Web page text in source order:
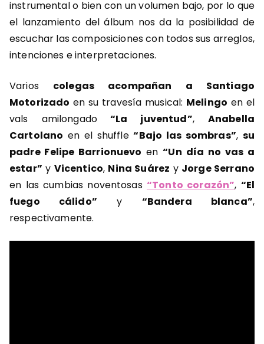
instrumental o bien con un volumen bajo, por lo que
el lanzamiento del álbum nos da la posibilidad de
escuchar las composiciones con todos sus arreglos,
intenciones e interpretaciones.
Varios colegas acompañan a Santiago
Motorizado en su travesía musical: Melingo en el
vals amilongado“La juventud”, Anabella
Cartolano en el shuffle“Bajo las sombras”, su
padre Felipe Barrionuevo en“Un día no vas a
estar” y Vicentico, Nina Suárez y Jorge Serrano
en las cumbias noventosas“Tonto corazón”, “El
fuego cálido” y “Bandera blanca”,
respectivamente.